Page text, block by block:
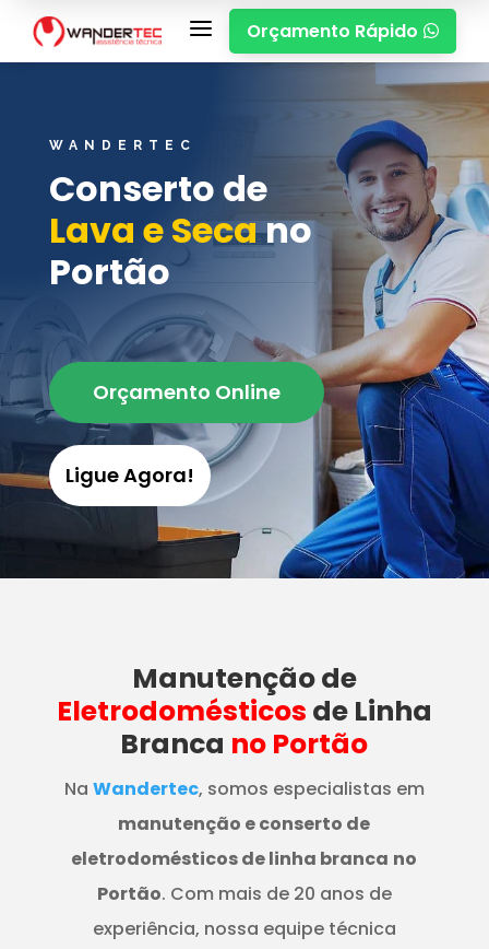
a Orçamento Rápido 
WANDERTEC
Conserto de
Lava e Secano
Portão
Orçamento Online
Ligue Agora!
Manutençãode
Eletrodomésticos de Linha
Branca no Portão
Na Wandertec, somos especialistas em
manutenção e conserto de
eletrodomésticos de linha branca no
Portão. Com mais de 20 anos de
experiência, nossa equipe técnica